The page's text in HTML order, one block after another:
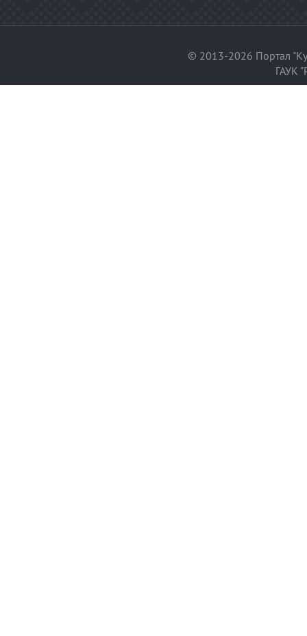
© 2013-2026 Портал
ГАУК